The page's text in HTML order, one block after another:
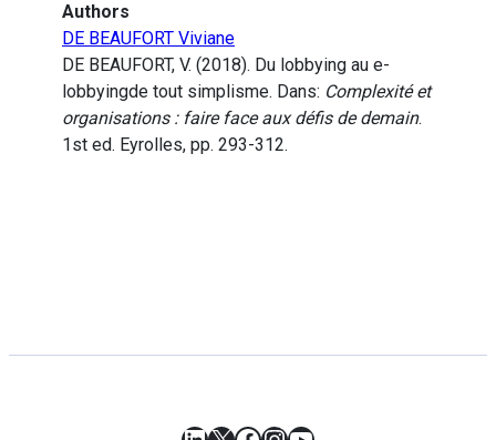
Authors
DE BEAUFORT Viviane
DE BEAUFORT, V. (2018). Du lobbying au e-
lobbyingde tout simplisme. Dans: Complexité et
organisations : faire face aux défis de demain.
1st ed. Eyrolles, pp. 293-312.